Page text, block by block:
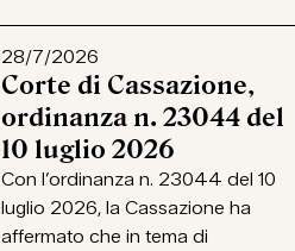
28/7/2026
Corte di Cassazione,
ordinanza n. 23044 del
10 luglio 2026
Con l’ordinanza n. 23044 del 10
luglio 2026, la Cassazione ha
affermato che in tema di